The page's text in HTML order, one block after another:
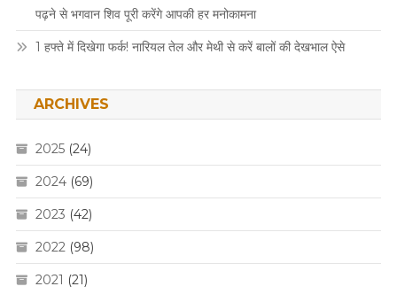
पढ़ने से भगवान शिव पूरी करेंगे आपकी हर मनोकामना
1 हफ्ते में दिखेगा फर्क! नारियल तेल और मेथी से करें बालों की देखभाल ऐसे
ARCHIVES
2025(24)
2024(69)
2023 (42)
2022(98)
2021 (21)